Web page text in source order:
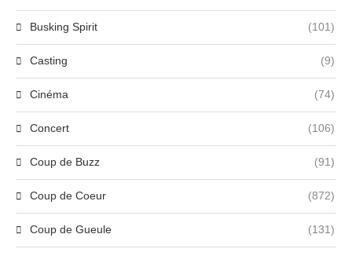
Busking Spirit (101)
Casting (9)
Cinéma (74)
Concert (106)
Coup de Buzz (91)
Coup de Coeur (872)
Coup de Gueule (131)